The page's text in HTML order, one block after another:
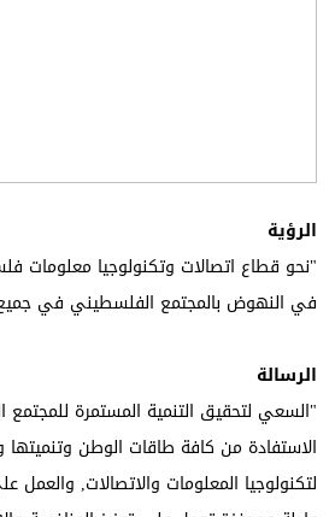
الرؤية
"نحو قطاع اتصالات وتكنولوجيا معلومات
في النهوض بالمجتمع الفلسطيني في جميع
الرسالة
"السعي لتحقيق التنمية المستمرة
الاستفادة من كافة طاقات الوطن وتنميتها
لتكنولوجيا المعلومات والاتصالات, والعمل